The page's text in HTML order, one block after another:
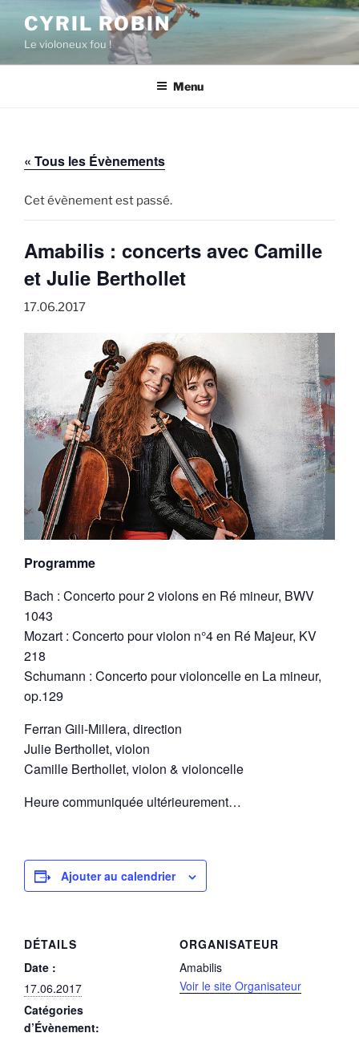
contenu
principal
CYRIL ROBIN
Le violoneux fou !
Menu
« Tous les Évènements
Cet évènement est passé.
Amabilis : concerts avec Camille
et Julie Berthollet
17.06.2017
Programme
Bach : Concerto pour 2 violons en Ré mineur, BWV
1043
Mozart : Concerto pour violon n°4 en Ré Majeur, KV
218
Schumann : Concerto pour violoncelle en La mineur,
op.129
Ferran Gili-Millera, direction
Julie Berthollet, violon
Camille Berthollet, violon & violoncelle
Heure communiquée ultérieurement…
Ajouter au calendrier
DÉTAILS
Date :
17.06.2017
Catégories
d’Évènement:
ORGANISATEUR
Amabilis
Voir le site Organisateur